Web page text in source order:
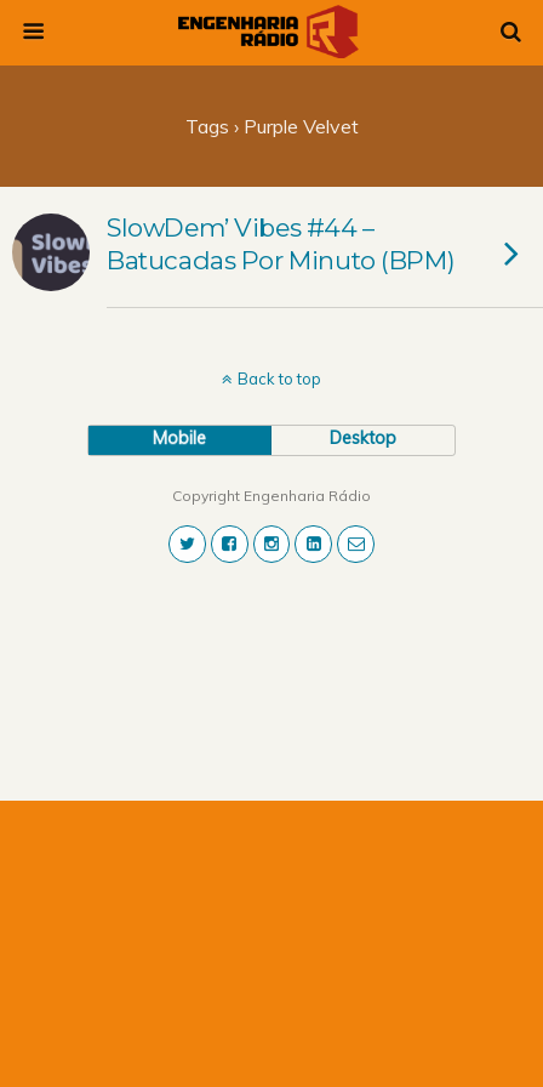
Tags › Purple Velvet
SlowDem’ Vibes #44 –
Batucadas Por Minuto (BPM)
Back to top
Mobile Desktop
Copyright Engenharia Rádio